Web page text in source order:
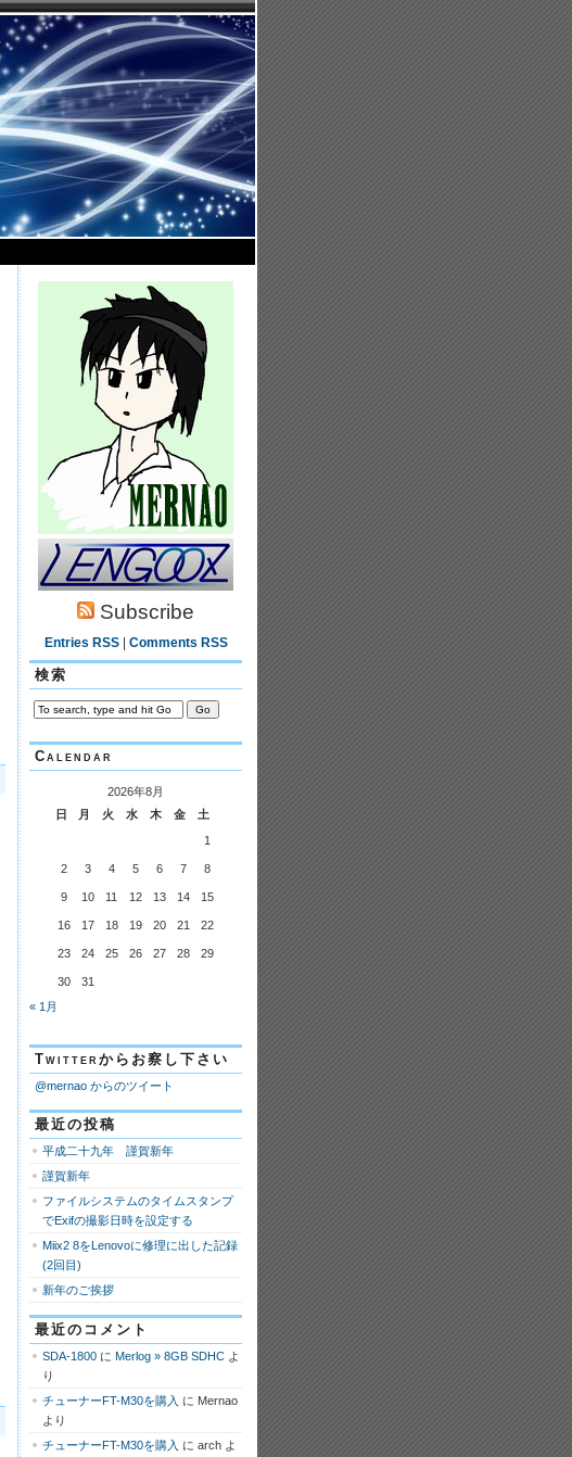
Subscribe
Entries RSS| Comments RSS
検索
Calendar
2026年8月
日
月 火 水 木 金
土
1
2 3 4 5 6 7 8
9 10 11 12 13 14 15
16 17 18 19 20 21 22
23 24 25 26 27 28 29
30
31
« 1月
Twitterからお察し下さい
@mernao からのツイート
最近の投稿
平成二十九年 謹賀新年
謹賀新年
ファイルシステムのタイムスタンプ
でExifの撮影日時を設定する
Miix2 8をLenovoに修理に出した記録
(2回目)
新年のご挨拶
最近のコメント
SDA-1800 に Merlog » 8GB SDHC よ
り
チューナーFT-M30を購入 に Mernao
より
チューナーFT-M30を購入 に arch よ